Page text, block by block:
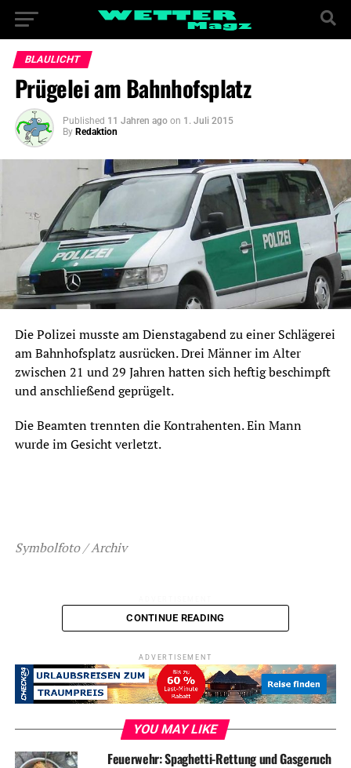
BLAULICHT
Prügelei am Bahnhofsplatz
Published 11 Jahren ago on 1. Juli 2015
By Redaktion
Die Polizei musste am Dienstagabend zu einer Schlägerei
am Bahnhofsplatz ausrücken. Drei Männer im Alter
zwischen 21 und 29 Jahren hatten sich heftig beschimpft
und anschließend geprügelt.
Die Beamten trennten die Kontrahenten. Ein Mann
wurde im Gesicht verletzt.
Symbolfoto / Archiv
BLAULICHT NEWS
UP NEXT
Zwei Fahrradunfälle mit verletzten Senioren
Autofahrer bei Unfall verletzt
CONTINUE READING
ADVERTISEMENT
YOU MAY LIKE
Feuerwehr: Spaghetti-Rettung und Gasgeruch